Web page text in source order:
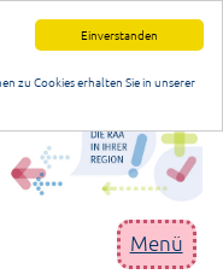
Einverstanden
zu Cookies erhalten Sie in unserer
Menü